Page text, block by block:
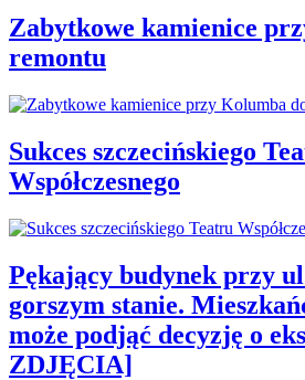
Zabytkowe kamienice
remontu
Sukces szczecińskiego
Współczesnego
Pękający budynek przy
gorszym stanie.
może podjąć decyzję o
ZDJĘCIA]